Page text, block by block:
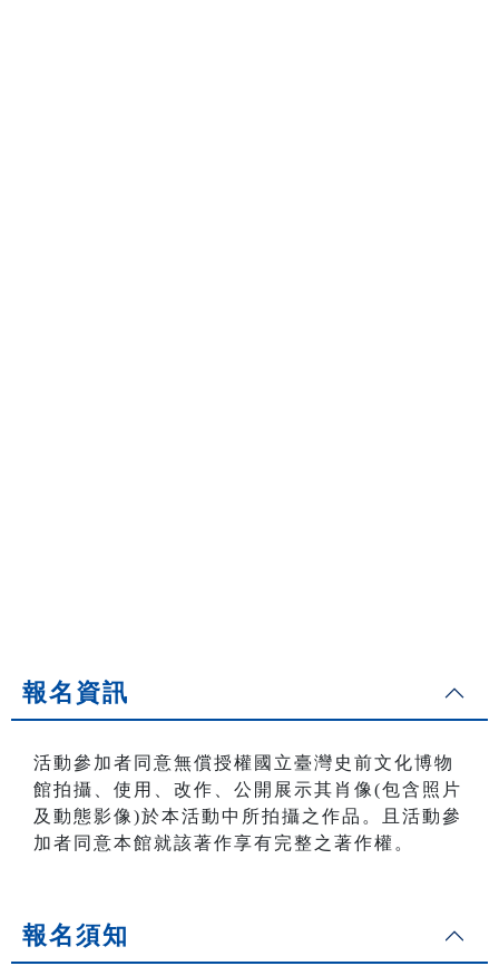
報名資訊
活動參加者同意無償授權國立臺灣史前文化博物
館拍攝、使用、改作、公開展示其肖像(包含照片
及動態影像)於本活動中所拍攝之作品。且活動參
加者同意本館就該著作享有完整之著作權。
報名須知